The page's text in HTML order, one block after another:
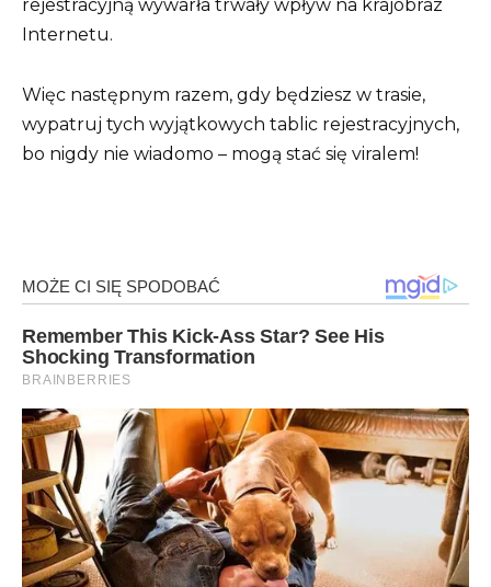
rejestracyjną wywarła trwały wpływ na krajobraz
Internetu.
Więc następnym razem, gdy będziesz w trasie,
wypatruj tych wyjątkowych tablic rejestracyjnych,
bo nigdy nie wiadomo – mogą stać się viralem!